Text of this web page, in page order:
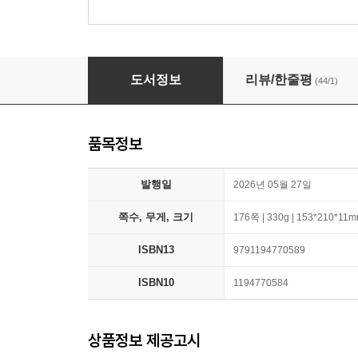
어린 검사
도서정보 리뷰/한줄평 (44/1)
품목정보
발행일 2026년 05월 27일
쪽수, 무게, 크기 176쪽 | 330g |
ISBN13 9791194770589
ISBN10 1194770584
상품정보 제공고시